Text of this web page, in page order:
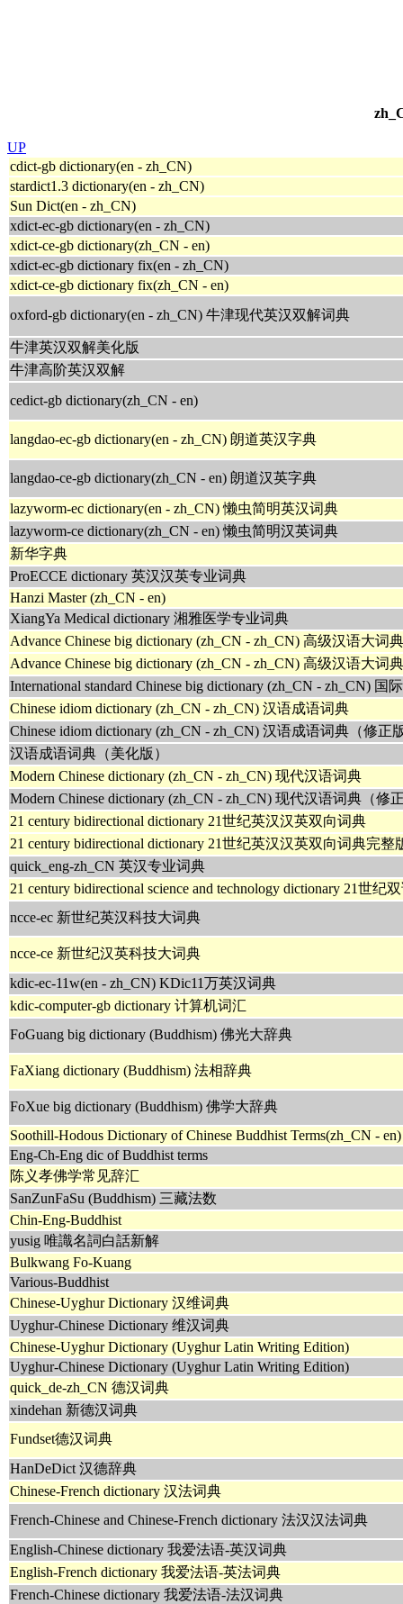
UP
cdict-gb dictionary(en - zh_CN)
stardict1.3 dictionary(en - zh_CN)
Sun Dict(en - zh_CN)
xdict-ec-gb dictionary(en - zh_CN)
xdict-ce-gb dictionary(zh_CN - en)
xdict-ec-gb dictionary fix(en - zh_CN)
xdict-ce-gb dictionary fix(zh_CN - en)
oxford-gb dictionary(en - zh_CN) 牛津现代英汉双解词典
牛津英汉双解美化版
牛津高阶英汉双解
cedict-gb dictionary(zh_CN - en)
langdao-ec-gb dictionary(en - zh_CN) 朗道英汉字典
langdao-ce-gb dictionary(zh_CN - en) 朗道汉英字典
lazyworm-ec dictionary(en - zh_CN) 懒虫简明英汉词典
lazyworm-ce dictionary(zh_CN - en) 懒虫简明汉英词典
新华字典
ProECCE dictionary 英汉汉英专业词典
Hanzi Master (zh_CN - en)
XiangYa Medical dictionary 湘雅医学专业词典
Advance Chinese big dictionary (zh_CN - zh_CN) 高级汉语大词典
Advance Chinese big dictionary (zh_CN - zh_CN) 高级汉语大词
International standard Chinese big dictionary (zh_CN - zh_CN) 国
Chinese idiom dictionary (zh_CN - zh_CN) 汉语成语词典
Chinese idiom dictionary (zh_CN - zh_CN) 汉语成语词典（修正
汉语成语词典（美化版）
Modern Chinese dictionary (zh_CN - zh_CN) 现代汉语词典
Modern Chinese dictionary (zh_CN - zh_CN) 现代汉语词典（修
21 century bidirectional dictionary 21世纪英汉汉英双向词典
21 century bidirectional dictionary 21世纪英汉汉英双向词典完整
quick_eng-zh_CN 英汉专业词典
21 century bidirectional science and technology dictionary 21世纪
ncce-ec 新世纪英汉科技大词典
ncce-ce 新世纪汉英科技大词典
kdic-ec-11w(en - zh_CN) KDic11万英汉词典
kdic-computer-gb dictionary 计算机词汇
FoGuang big dictionary (Buddhism) 佛光大辞典
FaXiang dictionary (Buddhism) 法相辞典
FoXue big dictionary (Buddhism) 佛学大辞典
Soothill-Hodous Dictionary of Chinese Buddhist Terms(zh_CN - en)
Eng-Ch-Eng dic of Buddhist terms
陈义孝佛学常见辞汇
SanZunFaSu (Buddhism) 三藏法数
Chin-Eng-Buddhist
yusig 唯識名詞白話新解
Bulkwang Fo-Kuang
Various-Buddhist
Chinese-Uyghur Dictionary 汉维词典
Uyghur-Chinese Dictionary 维汉词典
Chinese-Uyghur Dictionary (Uyghur Latin Writing Edition)
Uyghur-Chinese Dictionary (Uyghur Latin Writing Edition)
quick_de-zh_CN 德汉词典
xindehan 新德汉词典
Fundset德汉词典
HanDeDict 汉德辞典
Chinese-French dictionary 汉法词典
French-Chinese and Chinese-French dictionary 法汉汉法词典
English-Chinese dictionary 我爱法语-英汉词典
English-French dictionary 我爱法语-英法词典
French-Chinese dictionary 我爱法语-法汉词典